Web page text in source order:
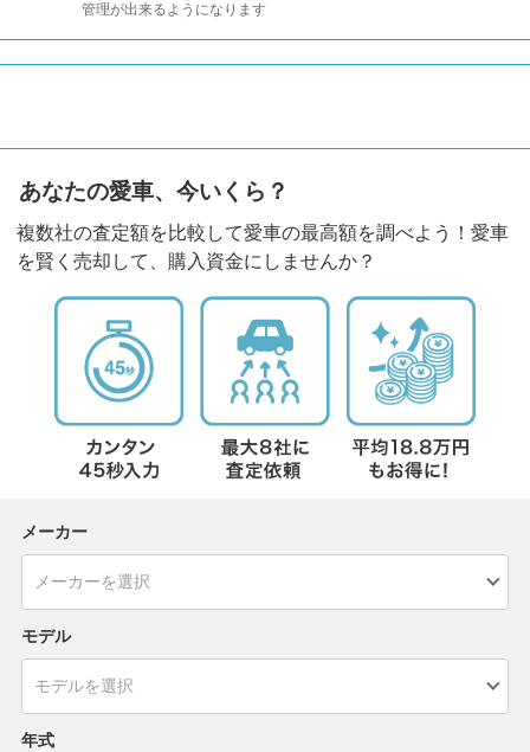
管理が出来るようになります
あなたの愛車、今いくら？
複数社の査定額を比較して愛車の最高額を調べよう！愛車
を賢く売却して、購入資金にしませんか？
メーカー
モデル
年式